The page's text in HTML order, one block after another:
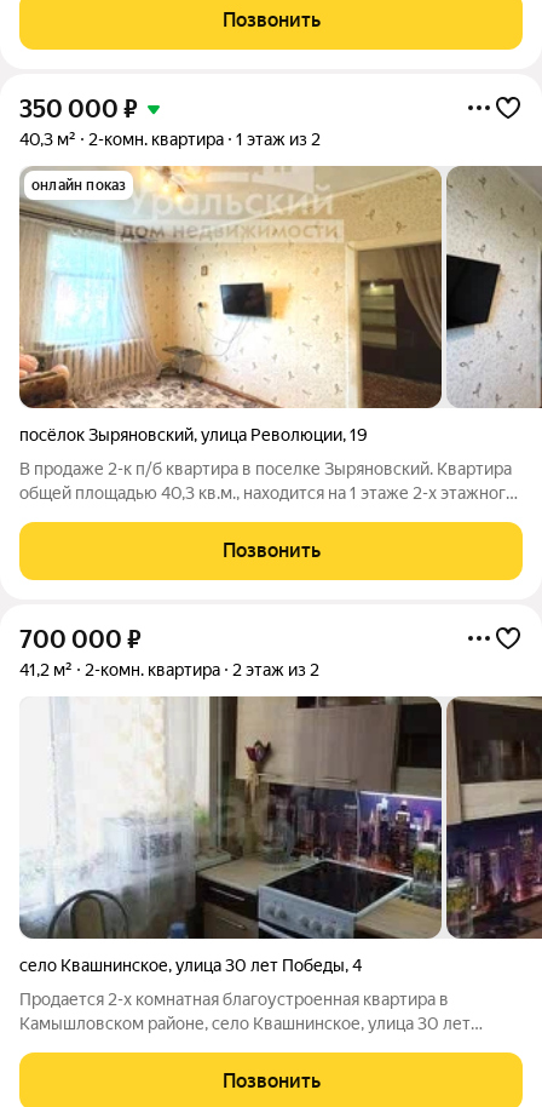
Квартира без ремонта, однако это тот самый случай, когда его
можно сделать по своему
Позвонить
350 000 ₽
40,3 м² 2-комн. квартира 1 этаж из 2
онлайн показ
посёлок Зыряновский,улица Революции,19
В продаже 2-к п/б квартира в поселке Зыряновский. Квартира
общей площадью 40,3 кв.м., находится на 1 этаже 2-х этажного
чистая, уютная, можно заехать и жить. У квартиры есть
отдельное место для
Позвонить
700 000 ₽
41,2 м² 2-комн. квартира 2 этаж из 2
село Квашнинское,улица 30 лет Победы,4
Продается 2-х комнатная благоустроенная квартира в
Камышловском районе, село Квашнинское, улица 30 лет
Центральное отопление, водоснабжение, канализация. На
втором этаже в двухэтажном доме. Дом
Позвонить